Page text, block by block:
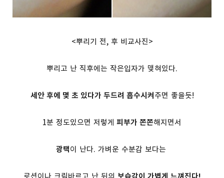
<뿌리기 전, 후 비교사진>
뿌리고 난 직후에는 작은입자가 맺혀있다.
세안 후에 몇 초 있다가 두드려 흡수시켜주면 좋을듯!
1분 정도있으면 저렇게 피부가 쫀쫀해지면서
광택이 난다. 가벼운 수분감 보다는